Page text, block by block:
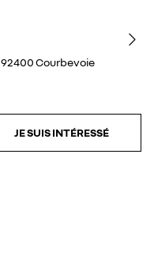
92400Courbevoie
JE SUIS INTÉRESSÉ